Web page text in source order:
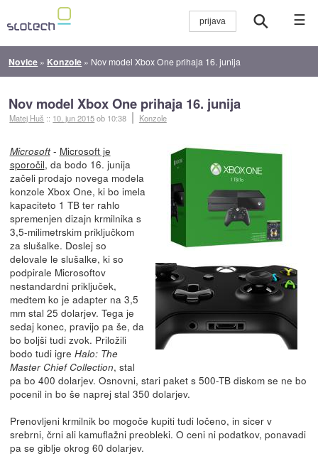
☰
Novice » Konzole » Nov model Xbox One prihaja 16. junija
Nov model Xbox One prihaja 16. junija
Matej Huš :: 10. jun 2015ob 10:38 Konzole
Microsoft- Microsoft je
sporočil, da bodo 16. junija
začeli prodajo novega modela
konzole Xbox One, ki bo imela
kapaciteto 1 TB ter rahlo
spremenjen dizajn krmilnika s
3,5-milimetrskim priključkom
za slušalke. Doslej so
delovale le slušalke, ki so
podpirale Microsoftov
nestandardni priključek,
medtem ko je adapter na 3,5
mm stal 25 dolarjev. Tega je
sedaj konec, pravijo pa še, da
bo boljši tudi zvok. Priložili
bodo tudi igre Halo: The
Master Chief Collection, stal
pa bo 400 dolarjev. Osnovni, stari paket s 500-TB diskom se ne bo
pocenil in bo še naprej stal 350 dolarjev.
Prenovljeni krmilnik bo mogoče kupiti tudi ločeno, in sicer v
srebrni, črni ali kamuflažni preobleki. O ceni ni podatkov, ponavadi
pa se giblje okrog 60 dolarjev.